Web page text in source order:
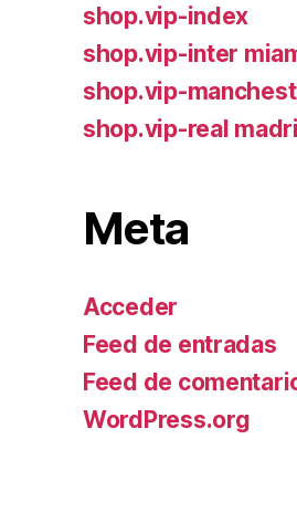
shop.vip-index
shop.vip-inter
shop.vip-
shop.vip-real
Meta
Acceder
Feed de entradas
Feed de
WordPress.org